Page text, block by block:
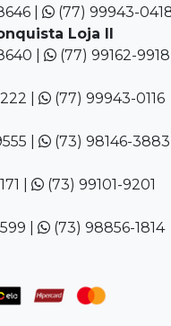
|
(77) 99943-
Loja II
|
(77) 99162-9918
|
(77) 99943-0116
|
(73) 98146-3883
|
(73) 99101-9201
|
(73) 98856-1814